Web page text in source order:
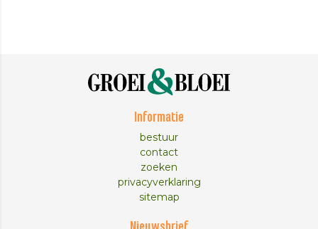
Informatie
bestuur
contact
zoeken
privacyverklaring
sitemap